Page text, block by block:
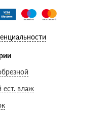
ест. влаж